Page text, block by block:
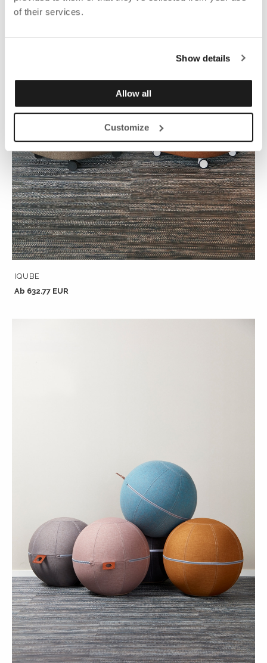
of their services.
Show details
Allow all
Customize
IQUBE
Ab 632.77 EUR